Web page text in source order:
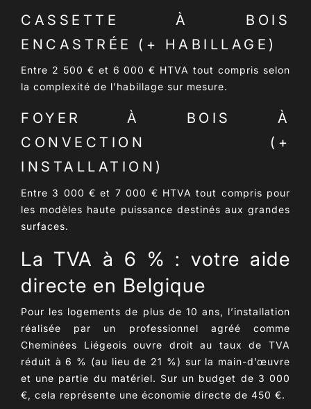
CASSETTE À BOIS
ENCASTRÉE (+ HABILLAGE)
Entre 2 500 € et 6 000 € HTVA tout compris selon
la complexité de l’habillage sur mesure.
FOYER À BOIS À
CONVECTION (+
INSTALLATION)
Entre 3 000 € et 7 000 € HTVA tout compris pour
les modèles haute puissance destinés aux grandes
surfaces.
La TVA à 6 % : votre aide
directe en Belgique
Pour les logements de plus de 10 ans, l’installation
réalisée par un professionnel agréé comme
Cheminées Liégeois ouvre droit au taux de TVA
réduit à 6 % (au lieu de 21 %) sur la main-d’œuvre
et une partie du matériel. Sur un budget de 3 000
€, cela représente une économie directe de 450 €.